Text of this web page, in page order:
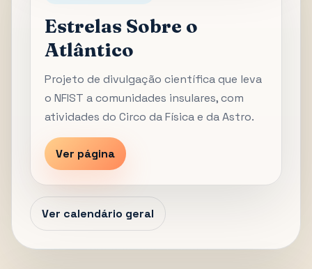
Estrelas Sobre o
Atlântico
Projeto de divulgação científica que leva
o NFIST a comunidades insulares, com
atividades do Circo da Física e da Astro.
Ver página
Ver calendário geral